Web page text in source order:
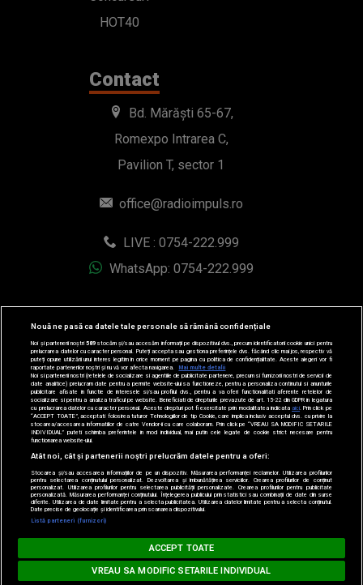
Pavilion T, sector 1
LIVE : 0754-222.999
WhatsApp: 0754-222.999
© 2019-2026 DOGAN MEDIA INTERNATIONAL SA, Toate
drepturile rezervate.
Loading... BARĂ LA BARĂ
INNA - Up
Nouă ne pasă ca datele tale personale să rămână confidențiale
Noi și partenerii noștri589stocăm și/sau accesăm informații pe dispozitivul dvs., precum identificatorii cookie unici pentru
prelucrarea datelor cu caracter personal. Puteți accepta sau gestiona preferințele dvs. făcând clic mai jos, respectiv vă
puteți opune utilizării unui interes legitim în orice moment pe pagina cu politica de confidențialitate. Aceste alegeri vor fi
raportate partenerilor noștri și nu vă vor afecta navigarea.
Mai multe detalii
Noi si partenerii nostri (retelele de socializare si agentiile de publicitate partenere, precum si furnizorii nostri de servicii de
date analitice) prelucram date pentru a permite website-ului sa functioneze, pentru a personaliza continutul si anunturile
publicitare afisate in functie de interesele si/sau profilul dvs., pentru a va oferi functionalitati aferente retelelor de
socializare si pentru a analiza traficul pe website. Beneficiati de drepturile prevazute de art. 15-22 din GDPR in legatura
cu prelucrarea datelor cu caracter personal. Aceste drepturi pot fi exercitate prin modalitatea indicataaici . Prin click pe
“ACCEPT TOATE”, acceptati folosirea tuturor Tehnologiilor de tip Cookie, care implica inclusiv acceptul dvs. cu privire la
stocarea/accesarea informatiilor de catre Vendor-ii cu care colaboram. Prin click pe “VREAU SA MODIFIC SETARILE
INDIVIDUAL” puteti schimba preferintele in mod individual, mai putin cele legate de cookie strict necesare pentru
functionarea website-ului.
Atât noi, cât și partenerii noștri prelucrăm datele pentru a oferi:
Stocarea și/sau accesarea informațiilor de pe un dispozitiv. Măsurarea performanței reclamelor. Utilizarea profilurilor
pentru selectarea conținutului personalizat. Dezvoltarea și îmbunătățirea serviciilor. Crearea profilurilor de conținut
personalizat. Utilizarea profilurilor pentru selectarea publicității personalizate. Crearea profilurilor pentru publicitate
personalizată. Măsurarea performanței conținutului. Înțelegerea publicului prin statistici sau combinații de date din surse
diferite. Utilizarea de date limitate pentru a selecta publicitatea. Utilizarea datelor limitate pentru a selecta conținutul.
Date precise de geolocație și identificarea prin scanarea dispozitivului.
Listă parteneri (furnizori)
ACCEPT TOATE
VREAU SA MODIFIC SETARILE INDIVIDUAL